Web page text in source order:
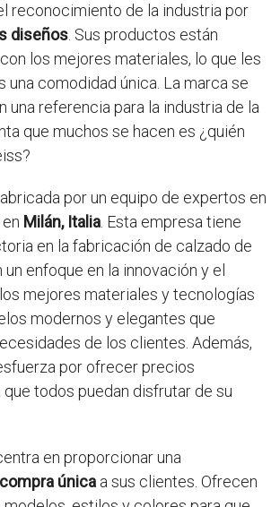
reconocimiento de la industria por
diseños . Sus productos están
los mejores materiales, lo que les
una comodidad única. La marca se
una referencia para la industria de la
que muchos se hacen es ¿quién
por un equipo de expertos en
Milán, Italia . Esta empresa tiene
en la fabricación de calzado de
enfoque en la innovación y el
mejores materiales y tecnologías
modernos y elegantes que
de los clientes. Además,
por ofrecer precios
todos puedan disfrutar de su
en proporcionar una
única a sus clientes. Ofrecen